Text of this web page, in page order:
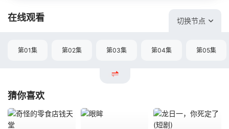
在线观看 切换节点
第01集 第02集 第03集 第04集 第05集
猜你喜欢